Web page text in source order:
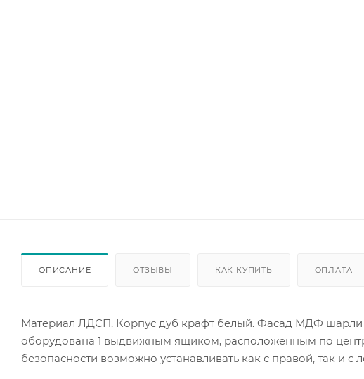
ОПИСАНИЕ ОТЗЫВЫ КАК КУПИТЬ ОПЛАТА
Материал ЛДСП. Корпус дуб крафт белый. Фасад МДФ шарли
оборудована 1 выдвижным ящиком, расположенным по
безопасности возможно устанавливать как с правой, так и с